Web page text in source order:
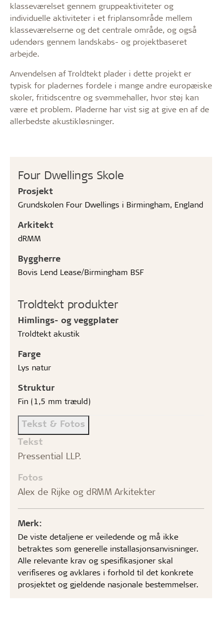
Four Dwellings Skole
Prosjekt
Grundskolen Four Dwellings i Birmingham, England
Arkitekt
dRMM
Byggherre
Bovis Lend Lease/Birmingham BSF
Troldtekt produkter
Himlings- og veggplater
Troldtekt akustik
Farge
Lys natur
Struktur
Fin (1,5 mm træuld)
Tekst & Fotos
Tekst
Pressential LLP.
Fotos
Alex de Rijke og dRMM Arkitekter
Merk:
De viste detaljene er veiledende og må ikke
betraktes som generelle installasjonsanvisninger.
Alle relevante krav og spesifikasjoner skal
verifiseres og avklares i forhold til det konkrete
prosjektet og gjeldende nasjonale bestemmelser.
klasseværelset gennem gruppeaktiviteter og
individuelle aktiviteter i et friplansområde mellem
klasseværelserne og det centrale område, og også
udendørs gennem landskabs- og projektbaseret
arbejde.
Anvendelsen af Troldtekt plader i dette projekt er
typisk for pladernes fordele i mange andre europæiske
skoler, fritidscentre og svømmehaller, hvor støj kan
være et problem. Pladerne har vist sig at give en af de
allerbedste akustikløsninger.